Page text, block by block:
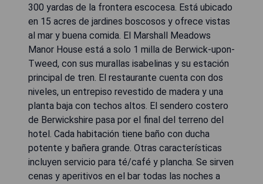
300 yardas de la frontera escocesa. Está ubicado
en 15 acres de jardines boscosos y ofrece vistas
al mar y buena comida. El Marshall Meadows
Manor House está a solo 1 milla de Berwick-upon-
Tweed, con sus murallas isabelinas y su estación
principal de tren. El restaurante cuenta con dos
niveles, un entrepiso revestido de madera y una
planta baja con techos altos. El sendero costero
de Berwickshire pasa por el final del terreno del
hotel. Cada habitación tiene baño con ducha
potente y bañera grande. Otras características
incluyen servicio para té/café y plancha. Se sirven
cenas y aperitivos en el bar todas las noches a